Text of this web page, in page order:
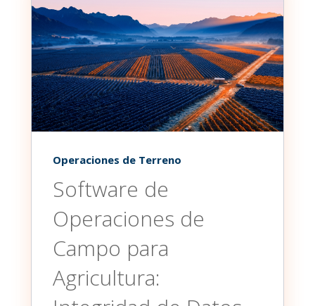
Operaciones de Terreno
Software de
Operaciones de
Campo para
Agricultura: